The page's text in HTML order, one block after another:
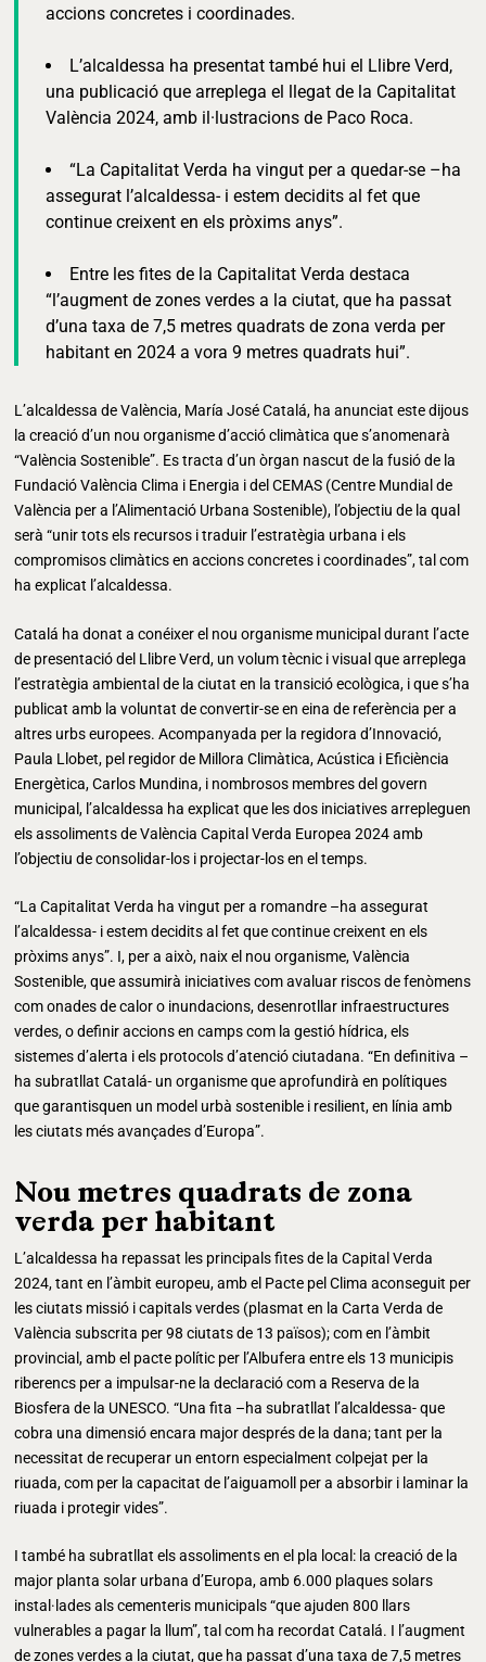
accions concretes i coordinades.
L’alcaldessa ha presentat també hui el Llibre Verd,
una publicació que arreplega el llegat de la Capitalitat
València 2024, amb il·lustracions de Paco Roca.
“La Capitalitat Verda ha vingut per a quedar-se –ha
assegurat l’alcaldessa- i estem decidits al fet que
continue creixent en els pròxims anys”.
Entre les fites de la Capitalitat Verda destaca
“l’augment de zones verdes a la ciutat, que ha passat
d’una taxa de 7,5 metres quadrats de zona verda per
habitant en 2024 a vora 9 metres quadrats hui”.
L’alcaldessa de València, María José Catalá, ha anunciat este dijous
la creació d’un nou organisme d’acció climàtica que s’anomenarà
“València Sostenible”. Es tracta d’un òrgan nascut de la fusió de la
Fundació València Clima i Energia i del CEMAS (Centre Mundial de
València per a l’Alimentació Urbana Sostenible), l’objectiu de la qual
serà “unir tots els recursos i traduir l’estratègia urbana i els
compromisos climàtics en accions concretes i coordinades”, tal com
ha explicat l’alcaldessa.
Catalá ha donat a conéixer el nou organisme municipal durant l’acte
de presentació del Llibre Verd, un volum tècnic i visual que arreplega
l’estratègia ambiental de la ciutat en la transició ecològica, i que s’ha
publicat amb la voluntat de convertir-se en eina de referència per a
altres urbs europees. Acompanyada per la regidora d’Innovació,
Paula Llobet, pel regidor de Millora Climàtica, Acústica i Eficiència
Energètica, Carlos Mundina, i nombrosos membres del govern
municipal, l’alcaldessa ha explicat que les dos iniciatives arrepleguen
els assoliments de València Capital Verda Europea 2024 amb
l’objectiu de consolidar-los i projectar-los en el temps.
“La Capitalitat Verda ha vingut per a romandre –ha assegurat
l’alcaldessa- i estem decidits al fet que continue creixent en els
pròxims anys”. I, per a això, naix el nou organisme, València
Sostenible, que assumirà iniciatives com avaluar riscos de fenòmens
com onades de calor o inundacions, desenrotllar infraestructures
verdes, o definir accions en camps com la gestió hídrica, els
sistemes d’alerta i els protocols d’atenció ciutadana. “En definitiva –
ha subratllat Catalá- un organisme que aprofundirà en polítiques
que garantisquen un model urbà sostenible i resilient, en línia amb
les ciutats més avançades d’Europa”.
Nou metres quadrats de zona
verda per habitant
L’alcaldessa ha repassat les principals fites de la Capital Verda
2024, tant en l’àmbit europeu, amb el Pacte pel Clima aconseguit per
les ciutats missió i capitals verdes (plasmat en la Carta Verda de
València subscrita per 98 ciutats de 13 països); com en l’àmbit
provincial, amb el pacte polític per l’Albufera entre els 13 municipis
riberencs per a impulsar-ne la declaració com a Reserva de la
Biosfera de la UNESCO. “Una fita –ha subratllat l’alcaldessa- que
cobra una dimensió encara major després de la dana; tant per la
necessitat de recuperar un entorn especialment colpejat per la
riuada, com per la capacitat de l’aiguamoll per a absorbir i laminar la
riuada i protegir vides”.
I també ha subratllat els assoliments en el pla local: la creació de la
major planta solar urbana d’Europa, amb 6.000 plaques solars
instal·lades als cementeris municipals “que ajuden 800 llars
vulnerables a pagar la llum”, tal com ha recordat Catalá. I l’augment
de zones verdes a la ciutat, que ha passat d’una taxa de 7,5 metres